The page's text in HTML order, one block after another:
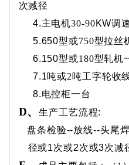
次减径
4.主电机30-90KW调
5.650型或750型拉丝
6.150型或180型轧机
7.1吨或2吨工字轮收
8.电控柜一台
D、生产工艺流程:
盘条检验--放线--头尾
径或1次或2次或3次减